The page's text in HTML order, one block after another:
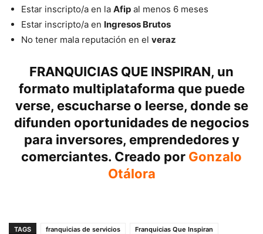
Estar inscripto/a en la Afip al menos 6 meses
Estar inscripto/a en Ingresos Brutos
No tener mala reputación en el veraz
FRANQUICIAS QUE INSPIRAN, un
formato multiplataforma que puede
verse, escucharse o leerse, donde se
difunden oportunidades de negocios
para inversores, emprendedores y
comerciantes. Creado por Gonzalo
Otálora
TAGS franquicias de servicios
Franquicias Que Inspiran